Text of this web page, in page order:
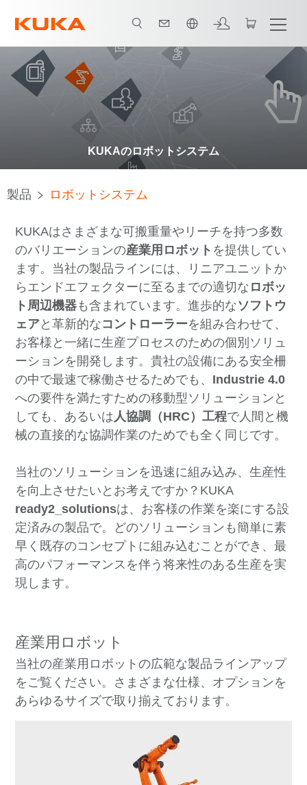
KUKAのロボットシステム
製品 ロボットシステム
KUKAはさまざまな可搬重量やリーチを持つ多数
のバリエーションの産業用ロボット を提供してい
ます。当社の製品ラインには、リニアユニットか
らエンドエフェクターに至るまでの適切な ロボッ
ト周辺機器も含まれています。進歩的なソフトウ
ェアと革新的なコントローラーを組み合わせて、
お客様と一緒に生産プロセスのための個別ソリュ
ーションを開発します。貴社の設備にある安全柵
の中で最速で稼働させるためでも、 Industrie 4.0
への要件を満たすための移動型ソリューションと
しても、あるいは人協調（HRC）工程で人間と機
械の直接的な協調作業のためでも全く同じです。
当社のソリューションを迅速に組み込み、生産性
を向上させたいとお考えですか？KUKA
ready2_solutionsは、お客様の作業を楽にする設
定済みの製品で。どのソリューションも簡単に素
早く既存のコンセプトに組み込むことができ、最
高のパフォーマンスを伴う将来性のある生産を実
現します。
産業用ロボット
当社の産業用ロボットの広範な製品ラインアップ
をご覧ください。さまざまな仕様、オプションを
あらゆるサイズで取り揃えております。